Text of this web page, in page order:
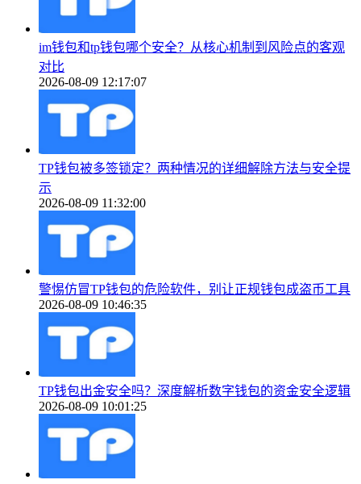
im钱包和tp钱包哪个安全？从核心机制到风险点的客观
对比
2026-08-09 12:17:07
TP钱包被多签锁定？两种情况的详细解除方法与安全提
示
2026-08-09 11:32:00
警惕仿冒TP钱包的危险软件，别让正规钱包成盗币工具
2026-08-09 10:46:35
TP钱包出金安全吗？深度解析数字钱包的资金安全逻辑
2026-08-09 10:01:25